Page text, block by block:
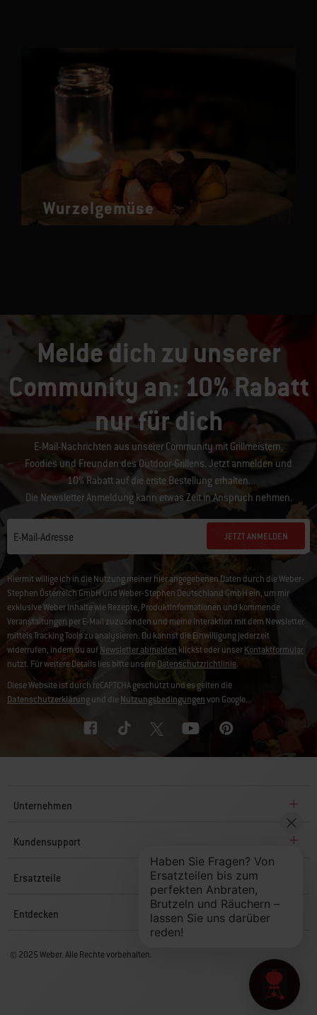
Wurzelgemüse
Melde dich zu unserer
Community an: 10% Rabatt
nur für dich
E-Mail-Nachrichten aus unserer Community mit Grillmeistern,
Foodies und Freunden des Outdoor-Grillens. Jetzt anmelden und
10% Rabatt auf die erste Bestellung erhalten.
Die Newsletter Anmeldung kann etwas Zeit in Anspruch nehmen.
E-Mail-Adresse JETZT ANMELDEN
Hiermit willige ich in die Nutzung meiner hier angegebenen Daten durch die Weber-
Stephen Österreich GmbH und Weber-Stephen Deutschland GmbH ein, um mir
exklusive Weber Inhalte wie Rezepte, Produktinformationen und kommende
Veranstaltungen per E-Mail zuzusenden und meine Interaktion mit dem Newsletter
mittels Tracking Tools zu analysieren. Du kannst die Einwilligung jederzeit
widerrufen, indem du aufNewsletter abmelden klickst oder unserKontaktformular
nutzt. Für weitere Details lies bitte unsereDatenschutzrichtlinie.
Diese Website ist durch reCAPTCHA geschützt und es gelten die
Datenschutzerklärungund dieNutzungsbedingungenvon Google.
Unternehmen
Kundensupport
Ersatzteile
Entdecken
© 2025 Weber. Alle Rechte vorbehalten.